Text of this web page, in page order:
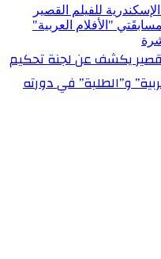
يكشف عن لجنة تحكيم
و”الطلبة” في دورته